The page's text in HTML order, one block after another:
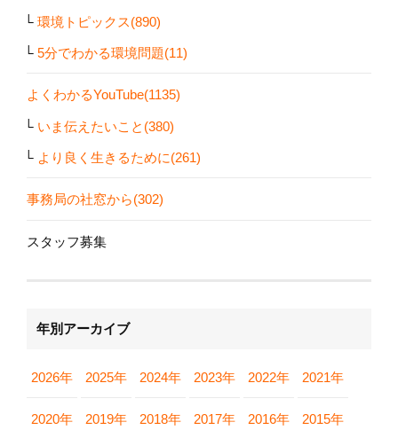
環境トピックス(890)
5分でわかる環境問題(11)
よくわかるYouTube(1135)
いま伝えたいこと(380)
より良く生きるために(261)
事務局の社窓から(302)
スタッフ募集
年別アーカイブ
2026年 2025年 2024年 2023年 2022年 2021年
2020年 2019年 2018年 2017年 2016年 2015年